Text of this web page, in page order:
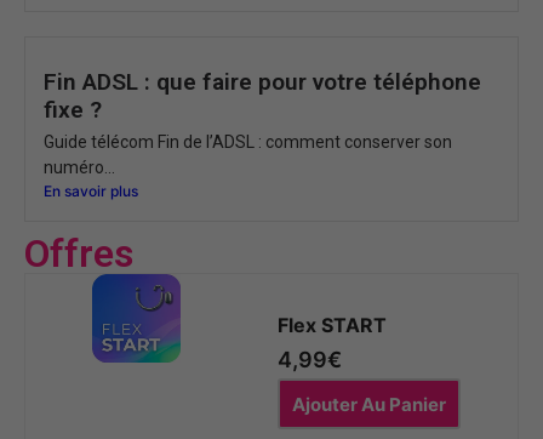
Fin ADSL : que faire pour votre téléphone
fixe ?
Guide télécom Fin de l’ADSL : comment conserver son
numéro...
En savoir plus
Offres
Flex START
4,99€
Ajouter Au Panier